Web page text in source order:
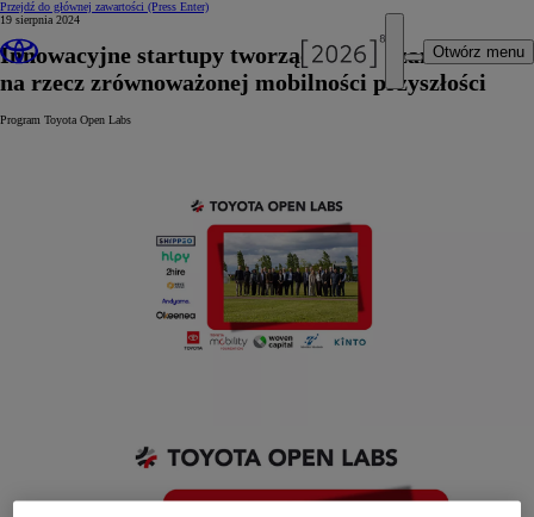
Przejdź do głównej zawartości (Press Enter)
Otwórz menu
19 sierpnia 2024
Innowacyjne startupy tworzące rozwiązania
na rzecz zrównoważonej mobilności przyszłości
Program Toyota Open Labs